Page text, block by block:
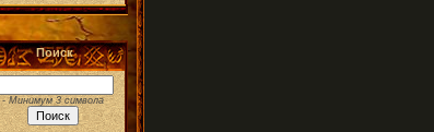
Поиск
- Минимум 3 символа